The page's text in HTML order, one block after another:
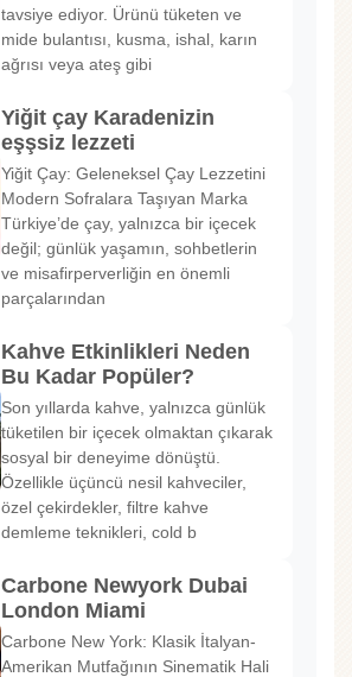
tavsiye ediyor. Ürünü tüketen ve
mide bulantısı, kusma, ishal, karın
ağrısı veya ateş gibi
Yiğit çay Karadenizin
eşşsiz lezzeti
Yiğit Çay: Geleneksel Çay Lezzetini
Modern Sofralara Taşıyan Marka
Türkiye’de çay, yalnızca bir içecek
değil; günlük yaşamın, sohbetlerin
ve misafirperverliğin en önemli
parçalarından
Kahve Etkinlikleri Neden
Bu Kadar Popüler?
Son yıllarda kahve, yalnızca günlük
tüketilen bir içecek olmaktan çıkarak
sosyal bir deneyime dönüştü.
Özellikle üçüncü nesil kahveciler,
özel çekirdekler, filtre kahve
demleme teknikleri, cold b
Carbone Newyork Dubai
London Miami
Carbone New York: Klasik İtalyan-
Amerikan Mutfağının Sinematik Hali